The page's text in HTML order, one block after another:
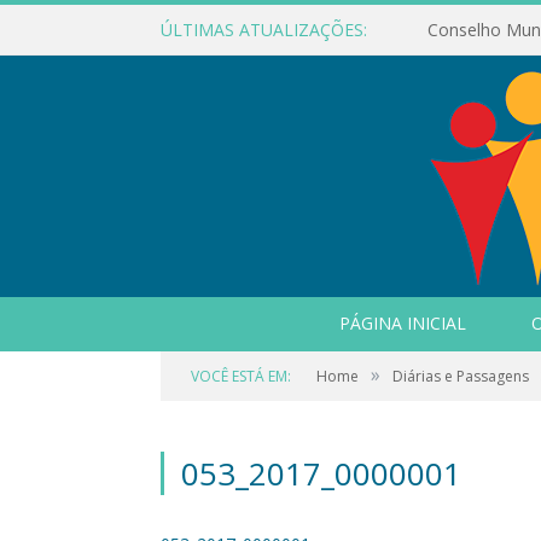
ÚLTIMAS ATUALIZAÇÕES:
PÁGINA INICIAL
VOCÊ ESTÁ EM: Home » Diárias e Passagens
053_2017_0000001